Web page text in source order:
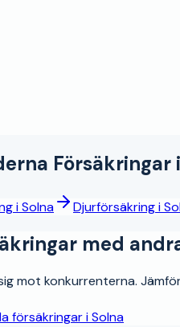
Försäkringar i
iSolna Djurförsäkringi
med
mot konkurrenterna.
försäkringar iSolna